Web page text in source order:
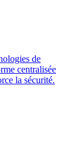
de
centralisée
la sécurité.